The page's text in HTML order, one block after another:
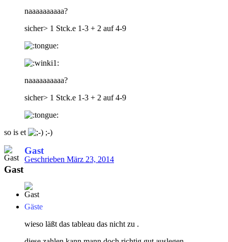
naaaaaaaaaa?
sicher> 1 Stck.e 1-3 + 2 auf 4-9
naaaaaaaaaa?
sicher> 1 Stck.e 1-3 + 2 auf 4-9
so is et ;-)
Gast
Geschrieben März 23, 2014
Gast
Gäste
wieso läßt das tableau das nicht zu .